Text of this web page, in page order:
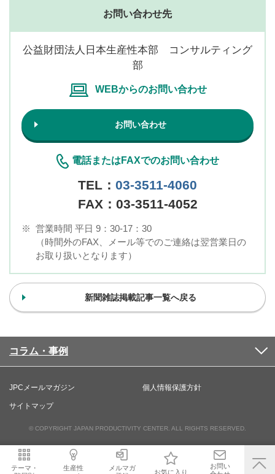
お問い合わせ先
公益財団法人日本生産性本部 コンサルティング
部
WEBからのお問い合わせ
お問い合わせ
電話またはFAXでのお問い合わせ
TEL： 03-3511-4060
FAX：03-3511-4052
※ 営業時間 平日 9：30-17：30
（時間外のFAX、メール等でのご連絡は翌営業日の
お取り扱いとなります）
新聞雑誌掲載記事一覧へ戻る
コラム・事例
JPCメールマガジン 個人情報保護方針
サイトマップ
© COPYRIGHT JAPAN PRODUCTIVITY CENTER. ALL RIGHTS RESERVED.
テーマ・
生産性
メルマガ
お気に入り
お問い